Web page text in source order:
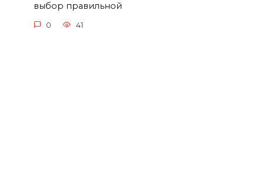
выбор правильной
0 41